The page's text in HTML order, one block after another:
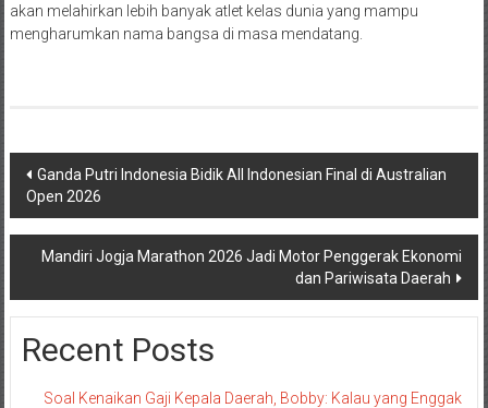
akan melahirkan lebih banyak atlet kelas dunia yang mampu
mengharumkan nama bangsa di masa mendatang.
Navigasi
pos
Ganda Putri Indonesia Bidik All Indonesian Final di Australian
Open 2026
Mandiri Jogja Marathon 2026 Jadi Motor Penggerak Ekonomi
dan Pariwisata Daerah
Recent Posts
Soal Kenaikan Gaji Kepala Daerah, Bobby: Kalau yang Enggak